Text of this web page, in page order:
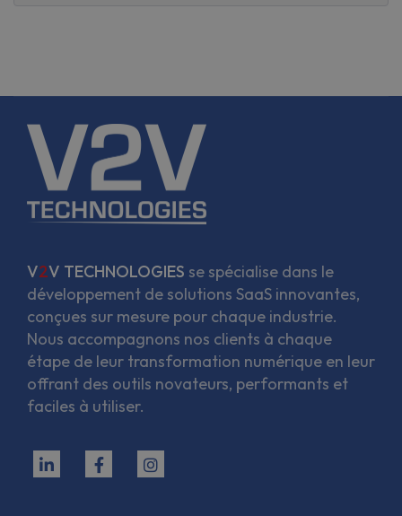
V2V TECHNOLOGIES se spécialise dans le
développement de solutions SaaS innovantes,
conçues sur mesure pour chaque industrie.
Nous accompagnons nos clients à chaque
étape de leur transformation numérique en leur
offrant des outils novateurs, performants et
faciles à utiliser.
fab
fab
fab